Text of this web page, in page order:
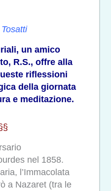
un amico
R.S., offre alla
riflessioni
della giornata
e meditazione.
nel 1858.
l’Immacolata
a Nazaret (tra le